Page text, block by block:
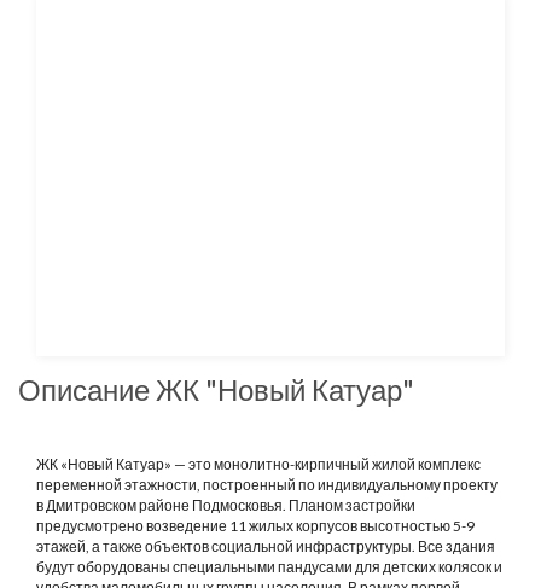
Описание ЖК "Новый Катуар"
ЖК «Новый Катуар» — это монолитно-кирпичный жилой комплекс
переменной этажности, построенный по индивидуальному проекту
в Дмитровском районе Подмосковья. Планом застройки
предусмотрено возведение 11 жилых корпусов высотностью 5-9
этажей, а также объектов социальной инфраструктуры. Все здания
будут оборудованы специальными пандусами для детских колясок и